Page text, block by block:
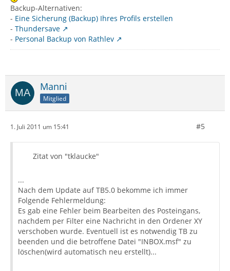
Backup-Alternativen:
- Eine Sicherung (Backup) Ihres Profils erstellen
- Thundersave
- Personal Backup von Rathlev
Manni
Mitglied
1. Juli 2011 um 15:41 #5
Zitat von "tklaucke"
...
Nach dem Update auf TB5.0 bekomme ich immer
Folgende Fehlermeldung:
Es gab eine Fehler beim Bearbeiten des Posteingans,
nachdem per Filter eine Nachricht in den Ordener XY
verschoben wurde. Eventuell ist es notwendig TB zu
beenden und die betroffene Datei "INBOX.msf" zu
löschen(wird automatisch neu erstellt)...